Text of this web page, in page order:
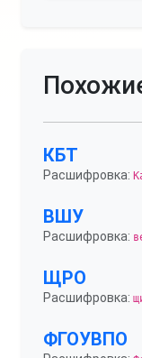
КБТ
Расшифровка:
ВШУ
Расшифровка:
ЩРО
Расшифровка:
ФГОУВПО